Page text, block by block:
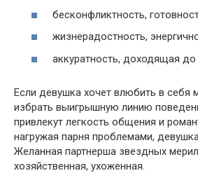
бесконфликтность,
жизнерадостность,
аккуратность, доходящая до
Если девушка хочет влюбить в себя
избрать выигрышную линию
привлекут легкость общения и
нагружая парня проблемами, девушка
Желанная партнерша звездных
хозяйственная, ухоженная.